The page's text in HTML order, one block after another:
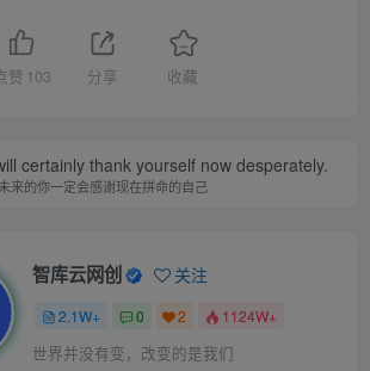
赞 103 分享 收藏
certainly thank yourself now desperately.
未来的你一定会感谢现在拼命的自己
智库云网创 关注
2.1W+ 0 2 1124W+
世界并没有变，改变的是我们